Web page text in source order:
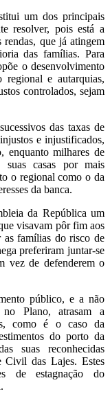
um dos principais
resolver, pois está a
rendas, que já atingem
das famílias. Para
o desenvolvimento
regional e autarquias,
controlados, sejam
das taxas de
e injustificados,
enquanto milhares de
casas por mais
o regional como o da
da banca.
da República um
visavam pôr fim aos
as famílias do risco de
preferiram juntar-se
vez de defenderem o
público, e a não
no Plano, atrasam a
como é o caso da
do porto da
suas reconhecidas
Civil das Lajes. Estes
de estagnação do